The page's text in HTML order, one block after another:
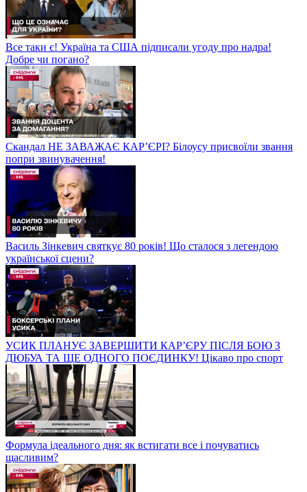
Все таки є! Україна та США підписали угоду про надра!
Добре чи погано?
Скандал НЕ ЗАВАЖАЄ КАР’ЄРІ? Білоусу присвоїли звання
попри звинувачення!
Василь Зінкевич святкує 80 років! Що сталося з легендою
української сцени?
УСИК ПЛАНУЄ ЗАВЕРШИТИ КАР’ЄРУ ПІСЛЯ БОЮ З
ДЮБУА ТА ЩЕ ОДНОГО ПОЄДИНКУ! Цікаво про спорт
Формула ідеального дня: як встигати все і почуватись
щасливим?